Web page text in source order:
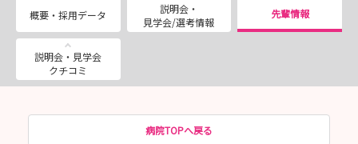
概要・採用データ
説明会・
見学会/選考情報
先輩情報
説明会・見学会
クチコミ
病院TOPへ戻る